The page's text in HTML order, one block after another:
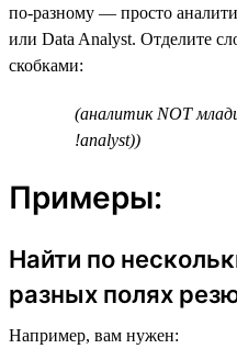
по-разному — просто
или Data Analyst. Отделите
скобками:
(аналитик NOT
!analyst))
Примеры:
Найти по
разных полях
Например, вам нужен: